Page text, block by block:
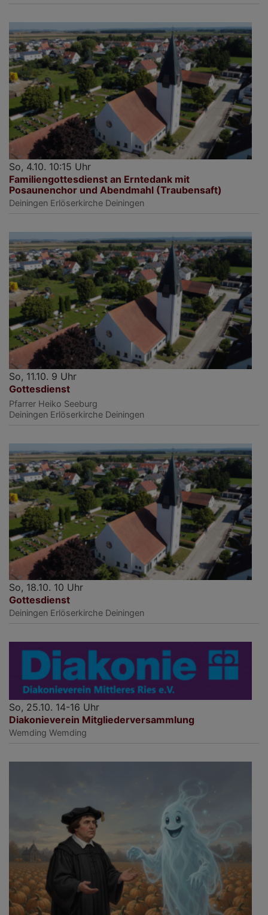
So, 4.10. 10:15 Uhr
Familiengottesdienst an Erntedank mit
Posaunenchor und Abendmahl (Traubensaft)
Deiningen Erlöserkirche Deiningen
So, 11.10. 9 Uhr
Gottesdienst
Pfarrer Heiko Seeburg
Deiningen Erlöserkirche Deiningen
So, 18.10. 10 Uhr
Gottesdienst
Deiningen Erlöserkirche Deiningen
So, 25.10. 14-16 Uhr
Diakonieverein Mitgliederversammlung
Wemding Wemding